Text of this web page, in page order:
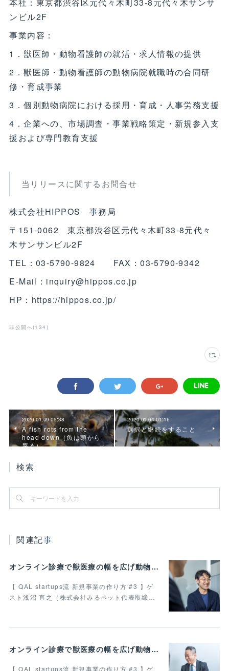
本社：東京都渋谷区元代々木町33-8元代々木サンサ
ンビル2F
事業内容：
1．獣医師・動物看護師の就活・求人情報の提供
2．獣医師・動物看護師の動物病院就職時の合同研
修・育成事業
3．個別動物病院における採用・育成・人事労務支援
4．企業への、市場調査・事業戦略策定・新規参入支
援および専門教育支援
当リリースに関するお問合せ
株式会社HIPPOS 事務局
〒151-0062 東京都渋谷区元代々木町33-8元代々
木サンサンビル2F
TEL：03-5790-9824 FAX：03-5790-9342
E-Mail：inquiry@hippos.co.jp
HP：https://hippos.co.jp/
非公開へ(134 )
2020.01.09 05:38
A fish rots from the
head down（魚は頭から
腐る）
2020.01.04 01:16
選択と継続をすること
検索
関連記事
オンライン診療で獣医療の幅を広げ動物病院の業務効率化を叶えたい 最終回
【 QAL startups流 新規事業の作り方 #3 】ゲ
スト浅沼 直之（株式会社みるペット代表取締…
オンライン診療で獣医療の幅を広げ動物病院の業務効率化を叶えたい Vol.4
【 QAL startups流 新規事業の作り方 #3 】ゲ